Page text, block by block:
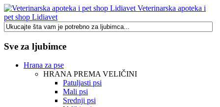
Veterinarska apoteka i
pet shop Lidiavet
Sve za ljubimce
Hrana za pse
HRANA PREMA VELIČINI
Patuljasti psi
Mali psi
Srednji psi